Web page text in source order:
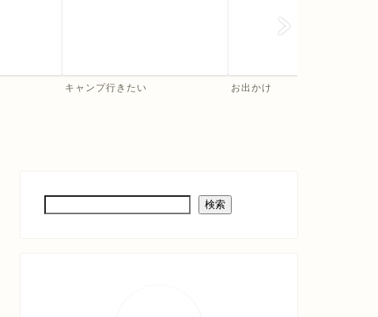
キャンプ行きたい お出かけ
検索